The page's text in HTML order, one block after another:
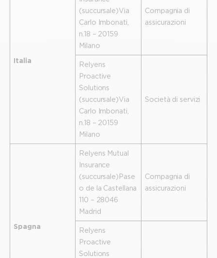
Italia
(succursale) Via
Carlo Imbonati,
n.18 – 20159
Milano
Compagnia di
assicurazioni
Relyens
Proactive
Solutions
(succursale) Via
Carlo Imbonati,
n.18 – 20159
Milano
Società di servizi
Spagna
Relyens Mutual
Insurance
(succursale) Pase
o de la Castellana
110 – 28046
Madrid
Compagnia di
assicurazioni
Relyens
Proactive
Solutions